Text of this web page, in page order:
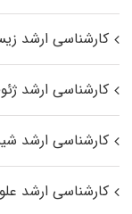
کارشناسی ارشد
کارشناسی ارشد
کارشناسی ارشد
کارشناسی ارشد